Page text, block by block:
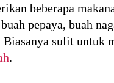
beberapa
pepaya, buah
Biasanya sulit untuk
.